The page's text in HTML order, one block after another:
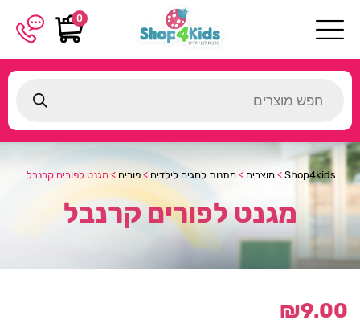
0
search
Shop4kids
> מוצרים > מתנות לחגים לילדים > פורים > מגנט לפורים קרנבל
מגנט לפורים קרנבל
₪9.00